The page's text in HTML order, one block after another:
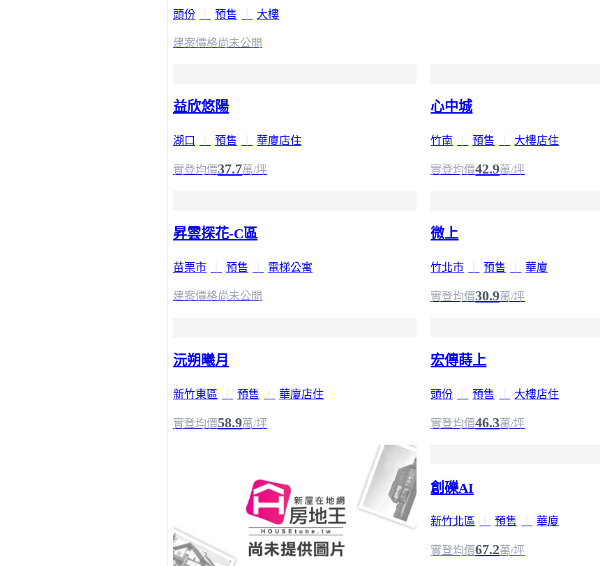
頭份 預售 大樓
建案價格尚未公開
益欣悠陽
湖口 預售 華廈店住
實登均價37.7萬/坪
心中城
竹南 預售 大樓店住
實登均價42.9萬/坪
昇雲探花-C區
苗栗市 預售 電梯公寓
建案價格尚未公開
微上
竹北市 預售 華廈
實登均價30.9萬/坪
沅朔曦月
新竹東區 預售 華廈店住
實登均價58.9萬/坪
宏傳蒔上
頭份 預售 大樓店住
實登均價46.3萬/坪
創礫AI
新竹北區 預售 華廈
實登均價67.2萬/坪